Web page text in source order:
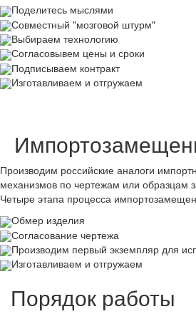
Поделитесь мыслями
Совместный "мозговой штурм"
Выбираем технологию
Согласовывем цены и сроки
Подписываем контракт
Изготавливаем и отгружаем
Производим российские аналоги
механизмов по чертежам или образцам
Четыре этапа процесса
Обмер изделия
Согласование чертежа
Производим первый экземпляр для
Изготавливаем и отгружаем
Порядок работы